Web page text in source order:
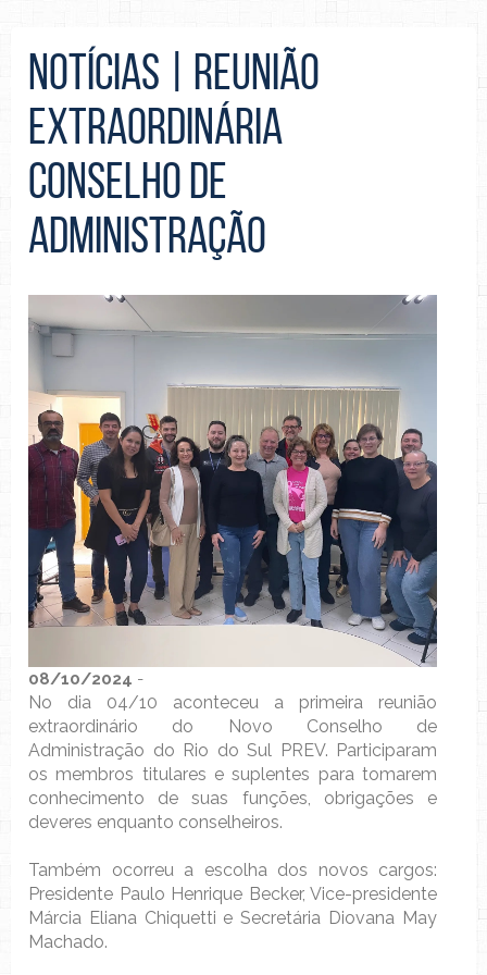
NOTÍCIAS | Reunião
Extraordinária
Conselho De
Administração
08/10/2024 -
No dia 04/10 aconteceu a primeira reunião
extraordinário do Novo Conselho de
Administração do Rio do Sul PREV. Participaram
os membros titulares e suplentes para tomarem
conhecimento de suas funções, obrigações e
deveres enquanto conselheiros.
Também ocorreu a escolha dos novos cargos:
Presidente Paulo Henrique Becker, Vice-presidente
Márcia Eliana Chiquetti e Secretária Diovana May
Machado.